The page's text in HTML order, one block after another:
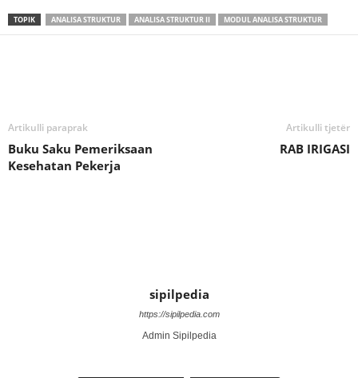
TOPIK ANALISA STRUKTUR ANALISA STRUKTUR II MODUL ANALISA STRUKTUR
Artikulli paraprak
Buku Saku Pemeriksaan
Kesehatan Pekerja
Artikulli tjetër
RAB IRIGASI
sipilpedia
https://sipilpedia.com
Admin Sipilpedia